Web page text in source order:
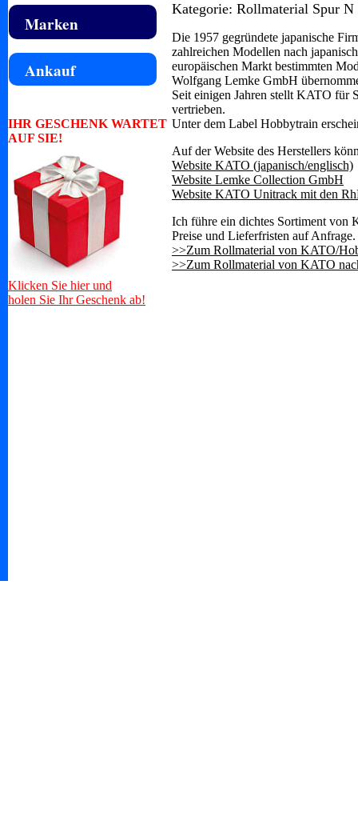
Marken
Ankauf
IHR GESCHENK WARTET
AUF SIE!
Klicken Sie hier und
holen Sie Ihr Geschenk ab!
Kategorie: Rollmaterial Spur N
Die 1957 gegründete japanische
zahlreichen Modellen nach
europäischen Markt bestimmten
Wolfgang Lemke GmbH
Seit einigen Jahren stellt KATO für
vertrieben.
Unter dem Label Hobbytrain
Auf der Website des Herstellers
Website KATO (japanisch/englisch)
Website Lemke Collection GmbH
Website KATO Unitrack mit den
Ich führe ein dichtes Sortiment von
Preise und Lieferfristen auf Anfrage.
>>Zum Rollmaterial von KATO/
>>Zum Rollmaterial von KATO